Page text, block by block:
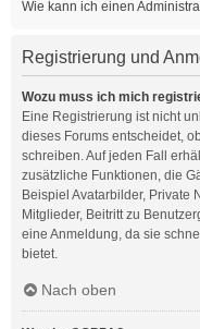
Wie kann ich einen
Registrierung und
Wozu muss ich mich
Eine Registrierung ist nicht
dieses Forums entscheidet,
schreiben. Auf jeden Fall
zusätzliche Funktionen, die
Beispiel Avatarbilder, Private
Mitglieder, Beitritt zu
eine Anmeldung, da sie
bietet.
Nach oben